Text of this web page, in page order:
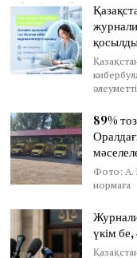
89%
Фото: А.
нормаға
үкім бе,